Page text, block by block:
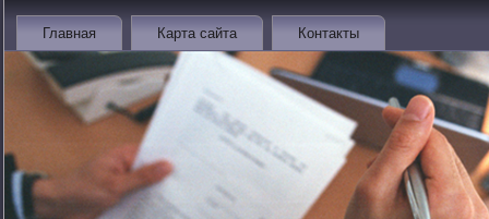
Главная Карта сайта Контакты